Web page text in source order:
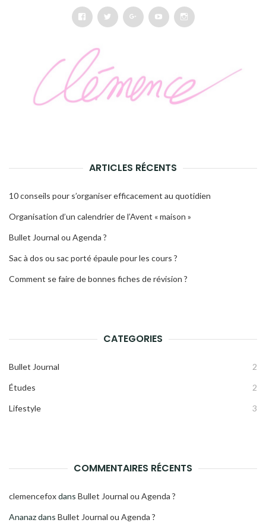
FacebookTwitter Google+Youtube Instagram
ARTICLES RÉCENTS
10 conseils pour s’organiser efficacement au quotidien
Organisation d’un calendrier de l’Avent « maison »
Bullet Journal ou Agenda ?
Sac à dos ou sac porté épaule pour les cours ?
Comment se faire de bonnes fiches de révision ?
CATEGORIES
Bullet Journal 2
Études 2
Lifestyle 3
COMMENTAIRES RÉCENTS
clemencefoxdans Bullet Journal ou Agenda ?
Ananazdans Bullet Journal ou Agenda ?